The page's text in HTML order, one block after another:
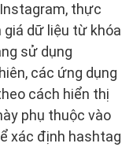
thực
giá dữ liệu từ khóa
sử dụng
các ứng dụng
cách hiển thị
phụ thuộc vào
xác định hashtag